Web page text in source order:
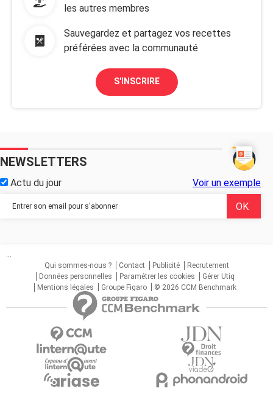
les autres membres
Sauvegardez et partagez vos recettes
préférées avec la communauté
S'INSCRIRE
NEWSLETTERS
Actu du jour Voir un exemple
...
Qui sommes-nous ?
Contact Publicité
Recrutement
Données personnelles
Paramétrer les cookies
Gérer Utiq
Mentions légales
Groupe Figaro © 2026 CCM Benchmark